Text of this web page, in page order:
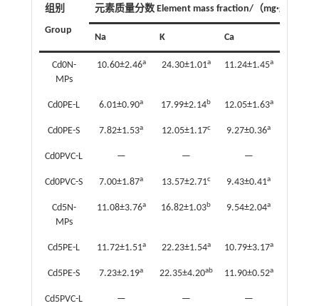
组别
Group
元素质量分数 Element mass fraction/（mg·g
Na K Ca
Cd0N-
MPs
10.60±2.46a 24.30±1.01a 11.24±1.45a
Cd0PE-L 6.01±0.90a 17.99±2.14b 12.05±1.63a
Cd0PE-S 7.82±1.53a 12.05±1.17c 9.27±0.36a
Cd0PVC-L — — —
Cd0PVC-S 7.00±1.87a 13.57±2.71c 9.43±0.41a
Cd5N-
MPs
11.08±3.76a 16.82±1.03b 9.54±2.04a
Cd5PE-L 11.72±1.51a 22.23±1.54a 10.79±3.17a
Cd5PE-S 7.23±2.19a 22.35±4.20ab 11.90±0.52a
Cd5PVC-L — — —